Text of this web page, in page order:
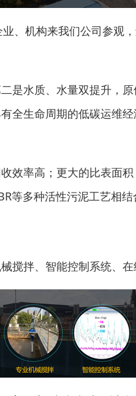
、机构来我们公司参观
水质、水量双提升，原
全生命周期的低碳运维
率高；更大的比表面积
等多种活性污泥工艺相结
拌、智能控制系统、在